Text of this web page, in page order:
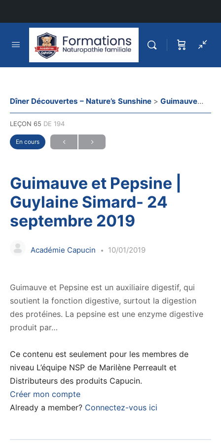
Dîner Découvertes – Nature’s Sunshine Guimauve et Pepsine | Guylaine Simard- 24 septembre 2019
LEÇON 65 DE 194
En cours
Guimauve et Pepsine |
Guylaine Simard- 24
septembre 2019
Académie Capucin 10/01/2019
Guimauve et Pepsine est un auxiliaire digestif, qui
soutient la fonction digestive, surtout la digestion
des protéines. La pepsine est une enzyme digestive
produit par…
Ce contenu est seulement pour les membres de
niveau L’équipe NSP de Marilène Perreault et
Distributeurs des produits Capucin.
Créer mon compte
Already a member? Connectez-vous ici